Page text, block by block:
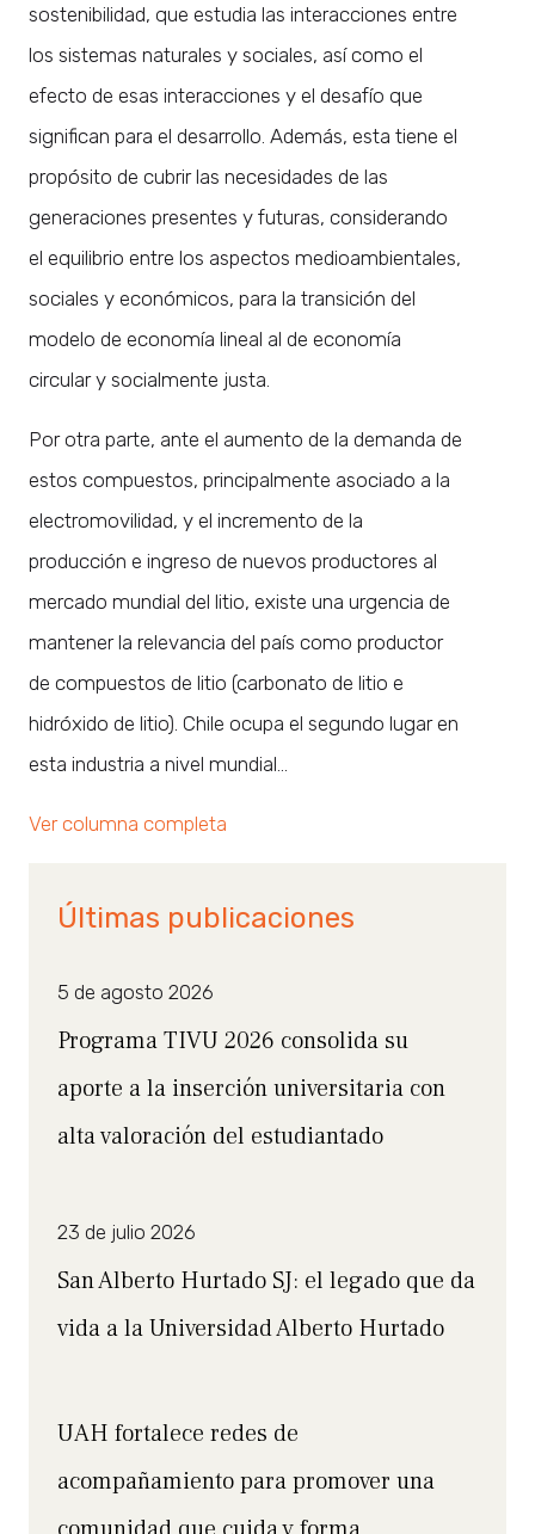
sostenibilidad, que estudia las interacciones entre
los sistemas naturales y sociales, así como el
efecto de esas interacciones y el desafío que
significan para el desarrollo. Además, esta tiene el
propósito de cubrir las necesidades de las
generaciones presentes y futuras, considerando
el equilibrio entre los aspectos medioambientales,
sociales y económicos, para la transición del
modelo de economía lineal al de economía
circular y socialmente justa.
Por otra parte, ante el aumento de la demanda de
estos compuestos, principalmente asociado a la
electromovilidad, y el incremento de la
producción e ingreso de nuevos productores al
mercado mundial del litio, existe una urgencia de
mantener la relevancia del país como productor
de compuestos de litio (carbonato de litio e
hidróxido de litio). Chile ocupa el segundo lugar en
esta industria a nivel mundial…
Ver columna completa
Últimas publicaciones
5 de agosto 2026
Programa TIVU 2026 consolida su
aporte a la inserción universitaria con
alta valoración del estudiantado
23 de julio 2026
San Alberto Hurtado SJ: el legado que da
vida a la Universidad Alberto Hurtado
UAH fortalece redes de
acompañamiento para promover una